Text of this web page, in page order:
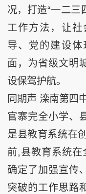
况，打造“一二三
工作方法，让
导、党的建设
面，为省级文明
设保驾护航。
同期声 滦南第四
官寨完全小学、
是县教育系统在
前,县教育系统在
确定了加强宣传
突破的工作思路